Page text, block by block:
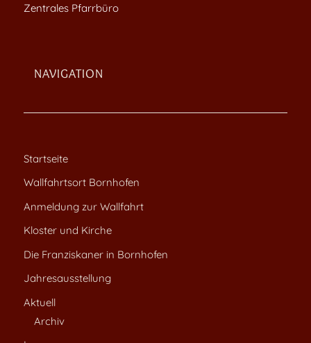
Zentrales Pfarrbüro
NAVIGATION
Startseite
Wallfahrtsort Bornhofen
Anmeldung zur Wallfahrt
Kloster und Kirche
Die Franziskaner in Bornhofen
Jahresausstellung
Aktuell
Archiv